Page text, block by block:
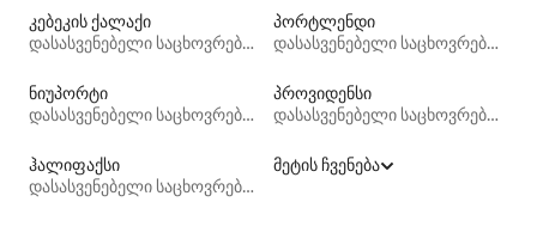
კებეკის ქალაქი
დასასვენებელი საცხოვრებლები
პორტლენდი
დასასვენებელი საცხოვრებლები
ნიუპორტი
დასასვენებელი საცხოვრებლები
პროვიდენსი
დასასვენებელი საცხოვრებლები
ჰალიფაქსი
დასასვენებელი საცხოვრებლები
მეტის ჩვენება